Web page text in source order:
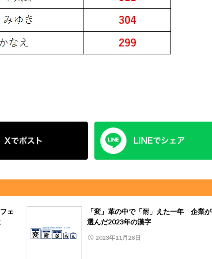
ェ
「変」革の中で「耐」えた一年 企業が
選んだ2023年の漢字
2023年11月28日